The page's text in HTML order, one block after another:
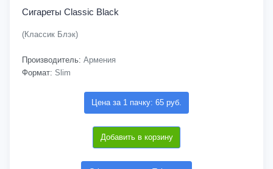
Сигареты Classic Black
(Классик Блэк)
Производитель: Армения
Формат: Slim
Цена за 1 пачку: 65 руб.
Добавить в корзину